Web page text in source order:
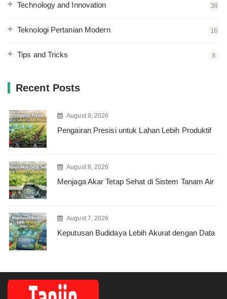
Technology and Innovation 38
Teknologi Pertanian Modern 16
Tips and Tricks 8
Recent Posts
August 9, 2026
Pengairan Presisi untuk Lahan Lebih Produktif
August 8, 2026
Menjaga Akar Tetap Sehat di Sistem Tanam Air
August 7, 2026
Keputusan Budidaya Lebih Akurat dengan Data